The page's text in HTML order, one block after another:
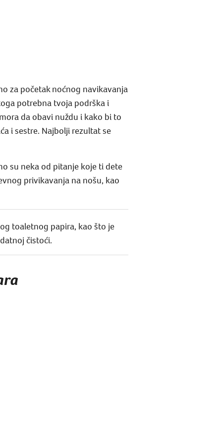
za početak noćnog navikavanja
potrebna tvoja podrška i
da obavi nuždu i kako bi to
i sestre. Najbolji rezultat se
su neka od pitanje koje ti dete
privikavanja na nošu, kao
toaletnog papira, kao što je
čistoći.